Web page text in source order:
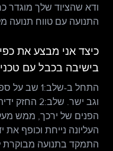
ודא שהציוד שלך מוגדר
התנועה עם טווח תנועה
כיצד אני מבצע את
בישיבה בכבל עם
התחל ב-
וגב ישר.
העליונה נייחת וכופף את
התמקד בתנועה מבוקרת